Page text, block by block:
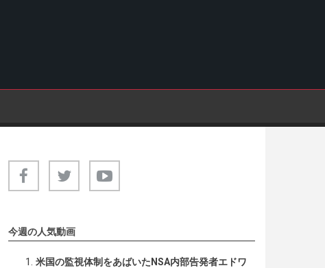
今週の人気動画
米国の監視体制をあばいたNSA内部告発者エドワ